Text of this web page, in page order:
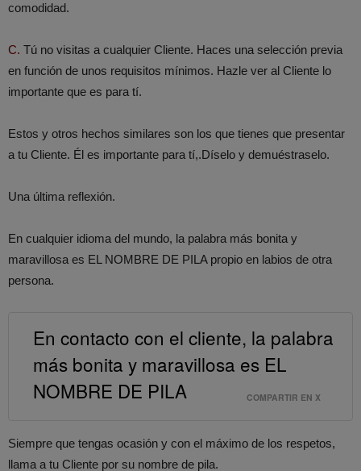
comodidad.
C. Tú no visitas a cualquier Cliente. Haces una selección previa
en función de unos requisitos mínimos. Hazle ver al Cliente lo
importante que es para tí.
Estos y otros hechos similares son los que tienes que presentar
a tu Cliente. Él es importante para tí,.Díselo y demuéstraselo.
Una última reflexión.
En cualquier idioma del mundo, la palabra más bonita y
maravillosa es EL NOMBRE DE PILA propio en labios de otra
persona.
En contacto con el cliente, la palabra
más bonita y maravillosa es EL
NOMBRE DE PILA
COMPARTIR EN X
Siempre que tengas ocasión y con el máximo de los respetos,
llama a tu Cliente por su nombre de pila.